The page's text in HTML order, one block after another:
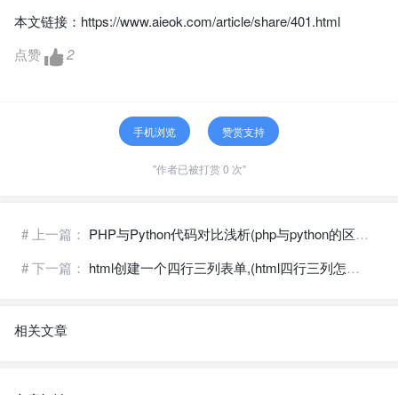
本文链接： https://www.aieok.com/article/share/401.html
点赞
2
手机浏览 赞赏支持
"作者已被打赏 0 次"
# 上一篇： PHP与Python代码对比浅析(php与python的区别哪个前景好)
# 下一篇： html创建一个四行三列表单,(html四行三列怎么设置)
相关文章